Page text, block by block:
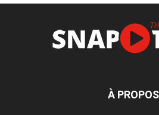
À PROPOS